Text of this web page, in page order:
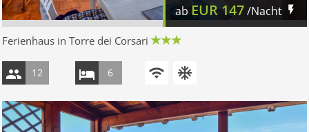
ab EUR 147/Nacht
Ferienhaus in Torre dei Corsari
12 6